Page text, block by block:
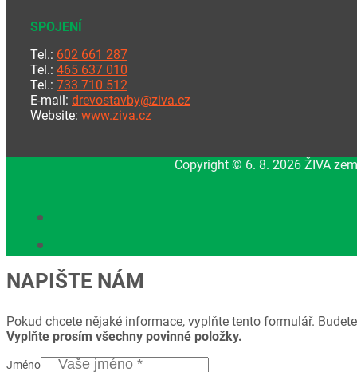
SPOJENÍ
Tel.: 602 661 287
Tel.: 465 637 010
Tel.: 733 710 512
E-mail: drevostavby@ziva.cz
Website: www.ziva.cz
Copyright © 6. 8. 2026 ŽIVA
NAPIŠTE NÁM
Pokud chcete nějaké informace, vyplňte tento formulář.
Vyplňte prosím všechny povinné položky.
Jméno